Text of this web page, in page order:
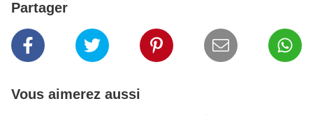
Partager
Vous aimerez aussi